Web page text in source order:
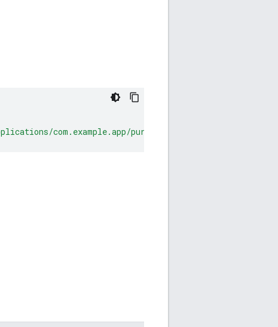
com.example.app/purchases/subscriptions/